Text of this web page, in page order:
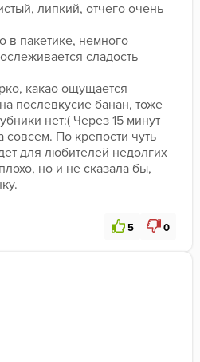
липкий, отчего очень
в пакетике, немного
сладость
какао ощущается
послевкусие банан, тоже
нет:( Через 15 минут
совсем. По крепости чуть
для любителей недолгих
но и не сказала бы,
5 0